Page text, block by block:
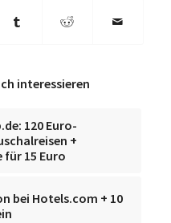
interessieren
120 Euro-
+
15 Euro
bei Hotels.com + 10